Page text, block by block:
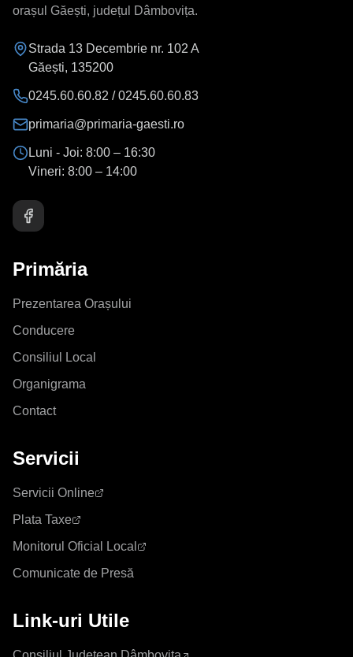
orașul Găești, județul Dâmbovița.
Strada 13 Decembrie nr. 102 A
Găești, 135200
0245.60.60.82 / 0245.60.60.83
primaria@primaria-gaesti.ro
Luni - Joi: 8:00 – 16:30
Vineri: 8:00 – 14:00
Primăria
Prezentarea Orașului
Conducere
Consiliul Local
Organigrama
Contact
Servicii
Servicii Online
Plata Taxe
Monitorul Oficial Local
Comunicate de Presă
Link-uri Utile